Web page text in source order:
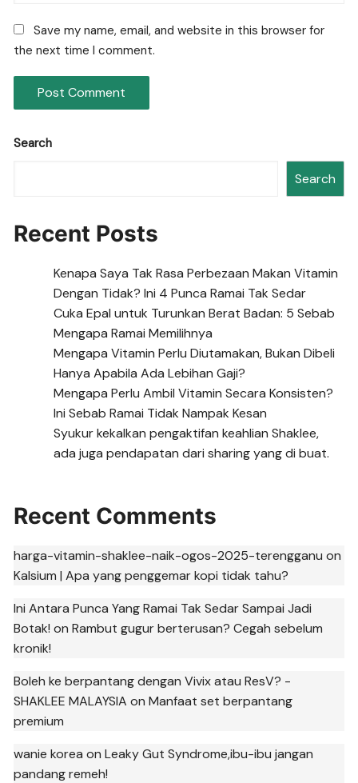
Save my name, email, and website in this browser for
the next time I comment.
Search
Search
Recent Posts
Kenapa Saya Tak Rasa Perbezaan Makan Vitamin
Dengan Tidak? Ini 4 Punca Ramai Tak Sedar
Cuka Epal untuk Turunkan Berat Badan: 5 Sebab
Mengapa Ramai Memilihnya
Mengapa Vitamin Perlu Diutamakan, Bukan Dibeli
Hanya Apabila Ada Lebihan Gaji?
Mengapa Perlu Ambil Vitamin Secara Konsisten?
Ini Sebab Ramai Tidak Nampak Kesan
Syukur kekalkan pengaktifan keahlian Shaklee,
ada juga pendapatan dari sharing yang di buat.
Recent Comments
harga-vitamin-shaklee-naik-ogos-2025-terengganu on
Kalsium | Apa yang penggemar kopi tidak tahu?
Ini Antara Punca Yang Ramai Tak Sedar Sampai Jadi
Botak! onRambut gugur berterusan? Cegah sebelum
kronik!
Boleh ke berpantang dengan Vivix atau ResV? -
SHAKLEE MALAYSIA onManfaat set berpantang
premium
wanie korea onLeaky Gut Syndrome,ibu-ibu jangan
pandang remeh!